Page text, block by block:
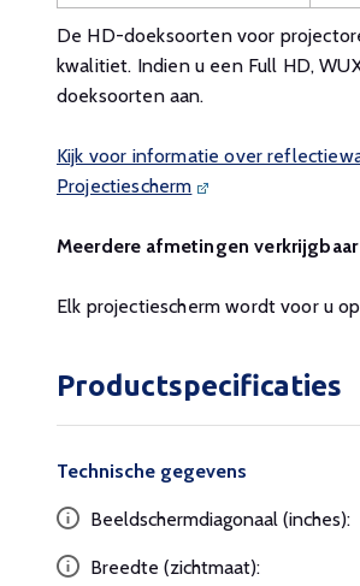
De HD-doeksoorten voor
kwalitiet. Indien u een Full HD,
doeksoorten aan.
Kijk voor informatie over
Projectiescherm
Meerdere afmetingen verkrijgbaar
Elk projectiescherm wordt voor u
Productspecificaties
Technische gegevens
Beeldschermdiagonaal (inches):
Breedte (zichtmaat):